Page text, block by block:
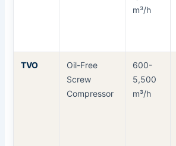
m³/h
TVO
Oil-Free
Screw
Compressor
600-
5,500
m³/h